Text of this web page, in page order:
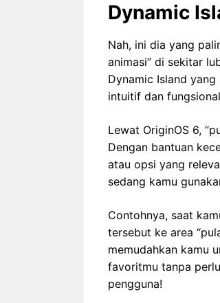
Dynamic
Nah, ini dia yang
animasi” di sekitar
Dynamic Island
intuitif dan
Lewat OriginOS 6,
Dengan bantuan
atau opsi yang
sedang kamu
Contohnya, saat
tersebut ke area
memudahkan kamu
favoritmu tanpa
pengguna!